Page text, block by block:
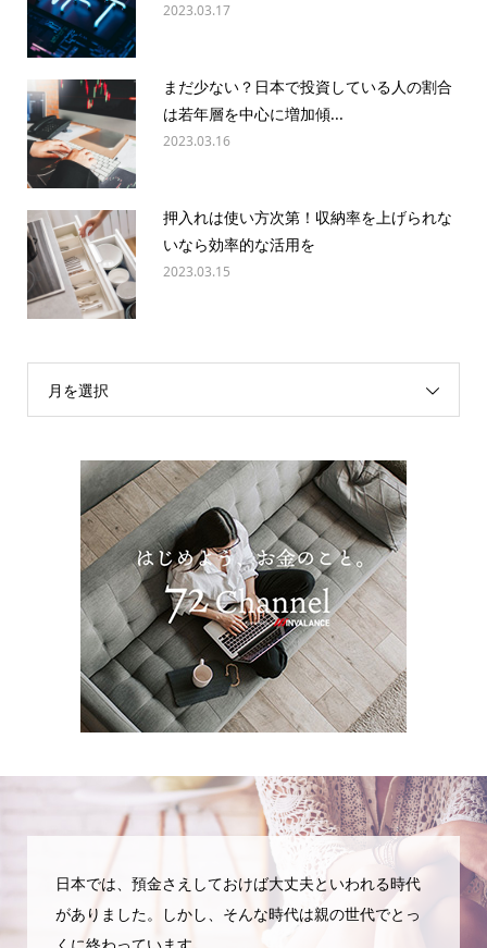
2023.03.17
まだ少ない？日本で投資している人の割合
は若年層を中心に増加傾...
2023.03.16
押入れは使い方次第！収納率を上げられな
いなら効率的な活用を
2023.03.15
月を選択
日本では、預金さえしておけば大丈夫といわれる時代
がありました。しかし、そんな時代は親の世代でとっ